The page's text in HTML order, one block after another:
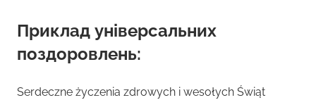
Приклад універсальних
поздоровлень:
Serdeczne życzenia zdrowych i wesołych Świąt